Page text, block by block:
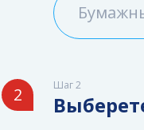
Шаг 2
2